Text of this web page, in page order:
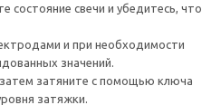
состояние свечи и убедитесь, что
и при необходимости
значений.
затяните с помощью ключа
затяжки.